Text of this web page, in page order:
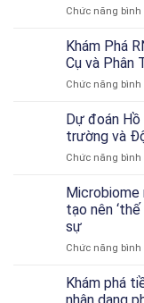
Chức năng bình
Khám Phá
Cụ và Phân
Chức năng bình
Dự đoán
trường và
Chức năng bình
Microbiome
tạo nên
sự
Chức năng bình
Khám phá